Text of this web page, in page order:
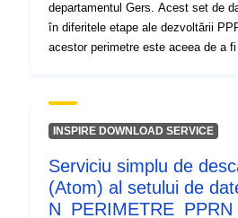
departamentul Gers. Acest set de date conține limitele
în diferitele etape ale dezvoltării
acestor perimetre este aceea de a
prescripție al PPR;- perimetrul de
corespunde perimetrului reglementat
domeniul de aplicare al studiului
anvelopei în care au fost studiate
Planului de Prevenire a Riscurilor
INSPIRE DOWNLOAD SERVICE
Serviciu simplu de
(Atom) al setului de